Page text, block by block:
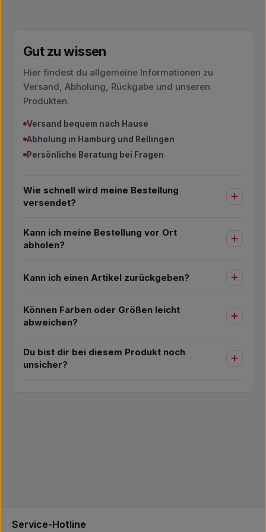
Gut zu wissen
Hier findest du allgemeine Informationen zu
Versand, Abholung, Rückgabe und unseren
Produkten.
Versand bequem nach Hause
Abholung in Hamburg und Rellingen
Persönliche Beratung bei Fragen
Wie schnell wird meine Bestellung
versendet?
Kann ich meine Bestellung vor Ort
abholen?
Kann ich einen Artikel zurückgeben?
Können Farben oder Größen leicht
abweichen?
Du bist dir bei diesem Produkt noch
unsicher?
Service-Hotline